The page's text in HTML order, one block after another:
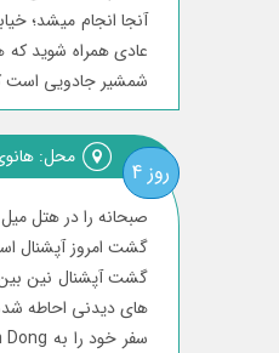
آنجا انجام میشد؛
عادی همراه شوید که
شمشیر جادویی است
روز 4
محل:
صبحانه را در ھتل
گشت امروز آپشنال است و
ھای دیدنی احاطه شده